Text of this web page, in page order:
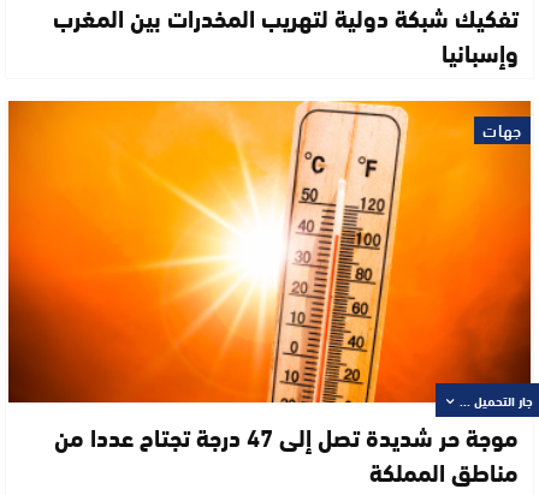
تفكيك شبكة دولية لتهريب المخدرات بين المغرب
وإسبانيا
جهات
موجة حر شديدة تصل إلى 47 درجة تجتاح عددا من
مناطق المملكة
جار التحميل ...